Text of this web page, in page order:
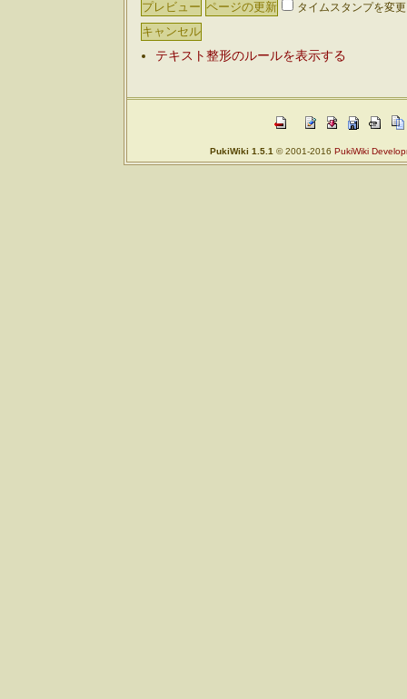
タイムスタンプを変
テキスト整形のルールを表示する
PukiWiki 1.5.1 © 2001-2016 PukiWiki